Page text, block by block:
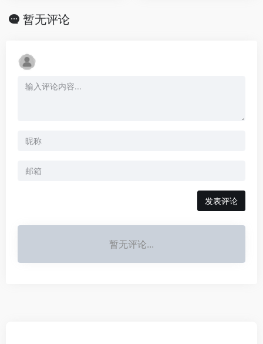
暂无评论
发表评论
暂无评论...